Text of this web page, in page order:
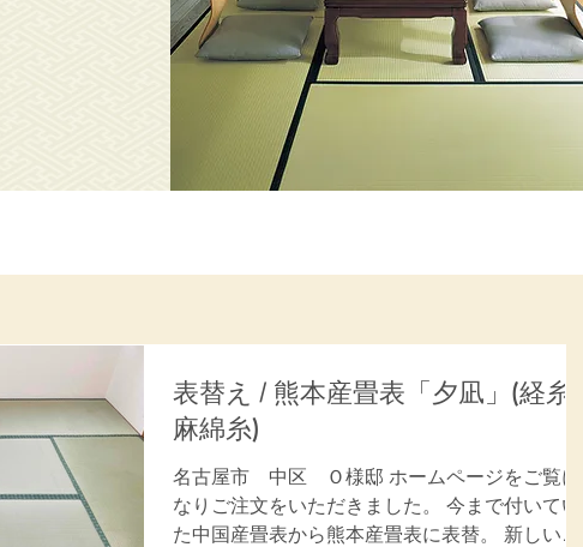
表替え / 熊本産畳表「夕凪」(経糸:
麻綿糸)
名古屋市 中区 Ｏ様邸 ホームページをご覧に
なりご注文をいただきました。 今まで付いてい
た中国産畳表から熊本産畳表に表替。 新しい畳